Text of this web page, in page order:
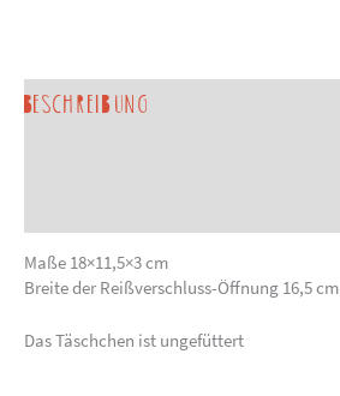
Beschreibung
Maße 18×11,5×3 cm
Breite der Reißverschluss-Öffnung 16,5 cm
Das Täschchen ist ungefüttert